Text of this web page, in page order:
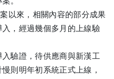
以來，相關內容的部分成果
，經過幾個多月的上線驗
驗證，待供應商與新漢工
則明年初系統正式上線，